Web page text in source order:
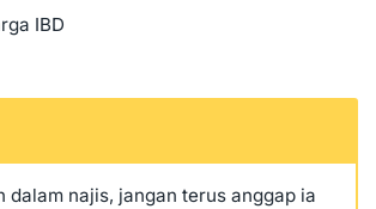
IBD
dalam najis, jangan terus anggap ia